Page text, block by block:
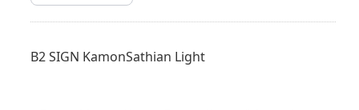
B2 SIGN KamonSathian Light